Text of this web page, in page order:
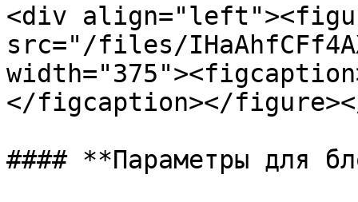
<div
src="/files/
</figcaption></
#### **Параметры для